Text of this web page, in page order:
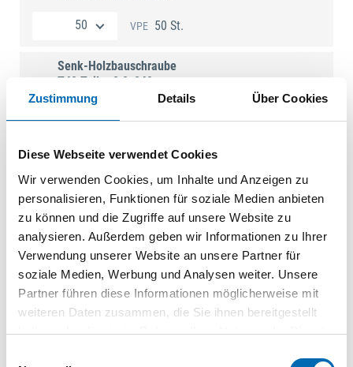
Zustimmung Details Über Cookies
Diese Webseite verwendet Cookies
Wir verwenden Cookies, um Inhalte und Anzeigen zu
personalisieren, Funktionen für soziale Medien anbieten
zu können und die Zugriffe auf unsere Website zu
analysieren. Außerdem geben wir Informationen zu Ihrer
Verwendung unserer Website an unsere Partner für
soziale Medien, Werbung und Analysen weiter. Unsere
Partner führen diese Informationen möglicherweise mit
weiteren Daten zusammen, die Sie ihnen bereitgestellt
haben oder die sie im Rahmen Ihrer Nutzung der Dienste
VPE 50 St.
Senk-Holzbauschraube
T40 Teilg. 8,0x240
Reibteil u. Fräsrippen,
VPE 50 St.
Senk-Holzbauschraube
T40 Teilg. 8,0x260
Reibteil u. Fräsrippen,
galv. verzinkt
SE038357| WKCS-08260-B
VPE 50 St.
Senk-Holzbauschraube